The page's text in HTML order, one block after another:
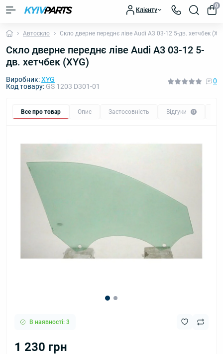
Клієнту
0
Автоскло Скло дверне переднє ліве Audi A3 03-12 5-дв. хетчбек
Скло дверне переднє ліве Audi A3 03-12 5-
дв. хетчбек (XYG)
Виробник:XYG
Код товару: GS 1203 D301-01
0
Все про товар Опис Застосовність Відгуки 0
В наявності: 3
1 230 грн